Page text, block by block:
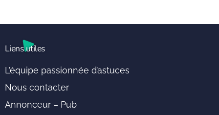
Liens utiles
L’équipe passionnée d’astuces
Nous contacter
Annonceur – Pub